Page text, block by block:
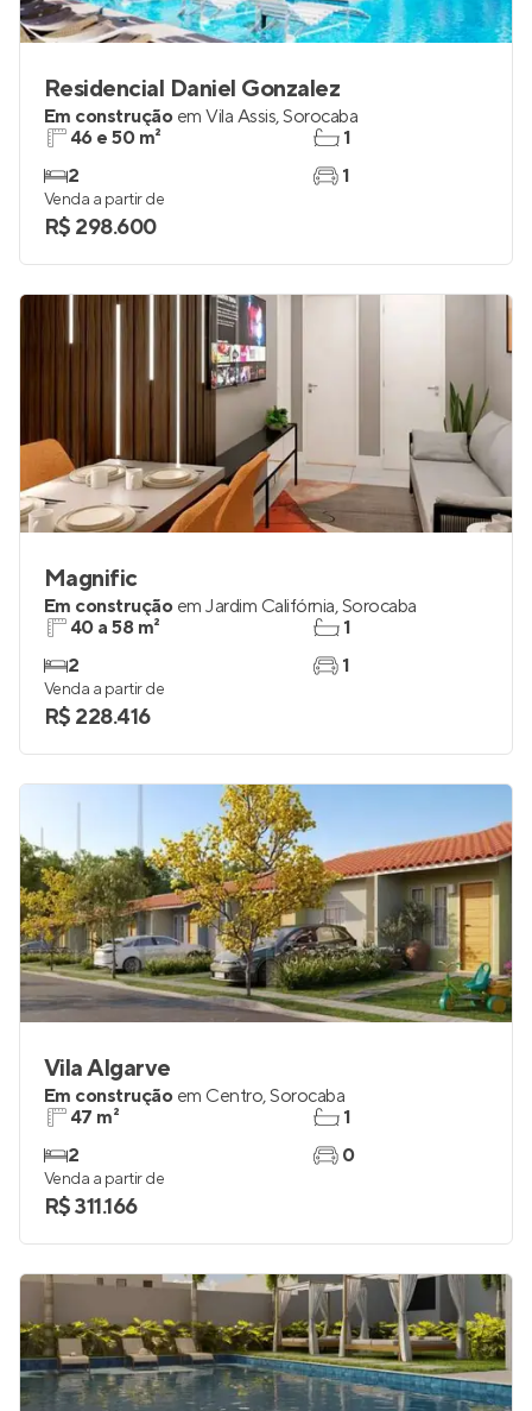
Residencial Daniel Gonzalez
Em construção em Vila Assis,Sorocaba
46 e 50 m²
2
1
1
Venda a partir de
R$ 298.600
Magnific
Em construção em Jardim Califórnia,Sorocaba
40 a 58 m²
2
1
1
Venda a partir de
R$ 228.416
Vila Algarve
Em construção em Centro,Sorocaba
47 m²
2
1
0
Venda a partir de
R$ 311.166